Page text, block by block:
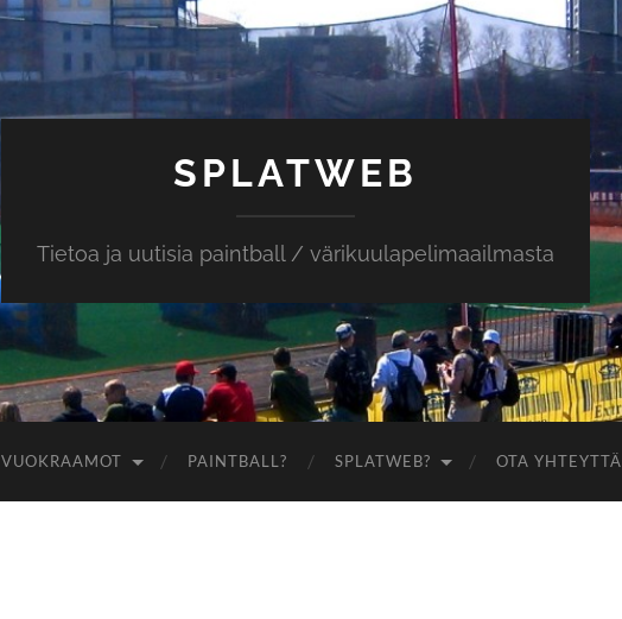
SPLATWEB
Tietoa ja uutisia paintball / värikuulapelimaailmasta
VUOKRAAMOT PAINTBALL? SPLATWEB? OTA YHTEYTTÄ